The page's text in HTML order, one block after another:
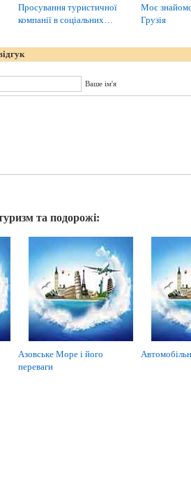
Просування туристичної
компанії в соціальних…
Моє
Грузія
Ваше ім'я
та подорожі:
Азовське Море і його
переваги